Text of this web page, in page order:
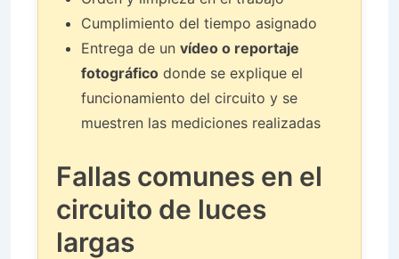
Cumplimiento del tiempo asignado
Entrega de un vídeo o reportaje
fotográfico donde se explique el
funcionamiento del circuito y se
muestren las mediciones realizadas
Fallas comunes en el
circuito de luces
largas